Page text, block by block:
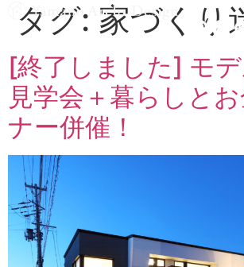
タグ: 家づくり
[終了しました] モ
見学会＋暮らしとお
ナー併催！